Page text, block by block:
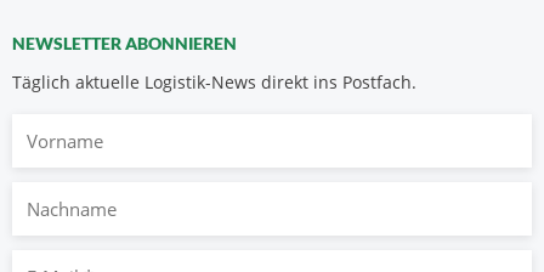
NEWSLETTER ABONNIEREN
Täglich aktuelle Logistik-News direkt ins Postfach.
Nachname